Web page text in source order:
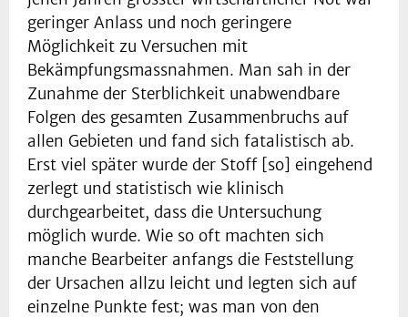
geringer Anlass und noch geringere
Möglichkeit zu Versuchen mit
Bekämpfungsmassnahmen. Man sah in der
Zunahme der Sterblichkeit unabwendbare
Folgen des gesamten Zusammenbruchs auf
allen Gebieten und fand sich fatalistisch ab.
Erst viel später wurde der Stoff [so] eingehend
zerlegt und statistisch wie klinisch
durchgearbeitet, dass die Untersuchung
möglich wurde. Wie so oft machten sich
manche Bearbeiter anfangs die Feststellung
der Ursachen allzu leicht und legten sich auf
einzelne Punkte fest; was man von den